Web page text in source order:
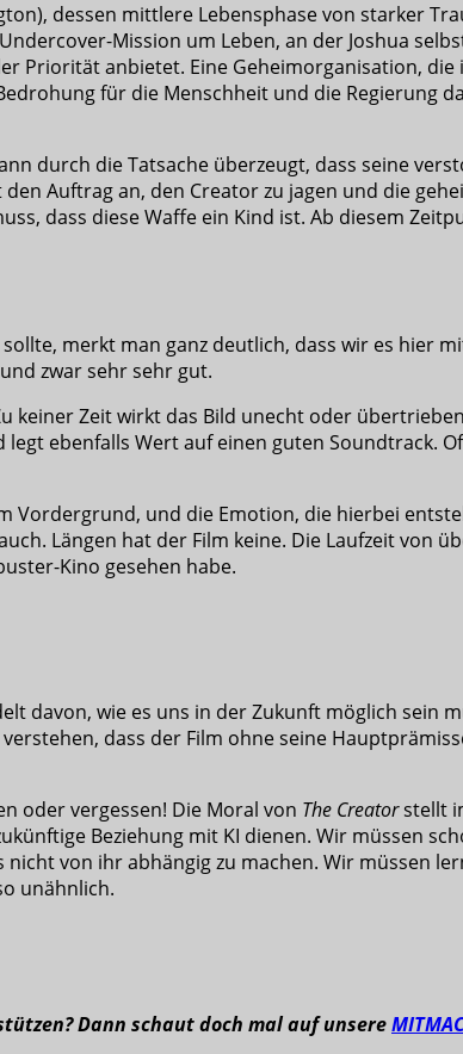
dessen mittlere Lebensphase von starker
Mission um Leben, an der Joshua
Priorität anbietet. Eine Geheimorganisation,
für die Menschheit und die Regierung
durch die Tatsache überzeugt, dass seine
Auftrag an, den Creator zu jagen und die
dass diese Waffe ein Kind ist. Ab diesem
merkt man ganz deutlich, dass wir es hier
zwar sehr sehr gut.
keiner Zeit wirkt das Bild unecht oder
ebenfalls Wert auf einen guten Soundtrack.
Vordergrund, und die Emotion, die hierbei
Längen hat der Film keine. Die Laufzeit von
Kino gesehen habe.
davon, wie es uns in der Zukunft möglich sein
dass der Film ohne seine
oder vergessen! Die Moral von The Creatorstellt
Beziehung mit KI dienen. Wir müssen
von ihr abhängig zu machen. Wir müssen
unähnlich.
Dann schaut doch mal auf unsere